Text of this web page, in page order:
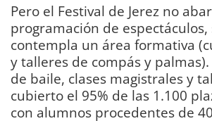
Pero el Festival de Jerez no
programación de
contempla un área formativa
y talleres de compás y palmas).
de baile, clases magistrales y
cubierto el 95% de las 1.100
con alumnos procedentes de